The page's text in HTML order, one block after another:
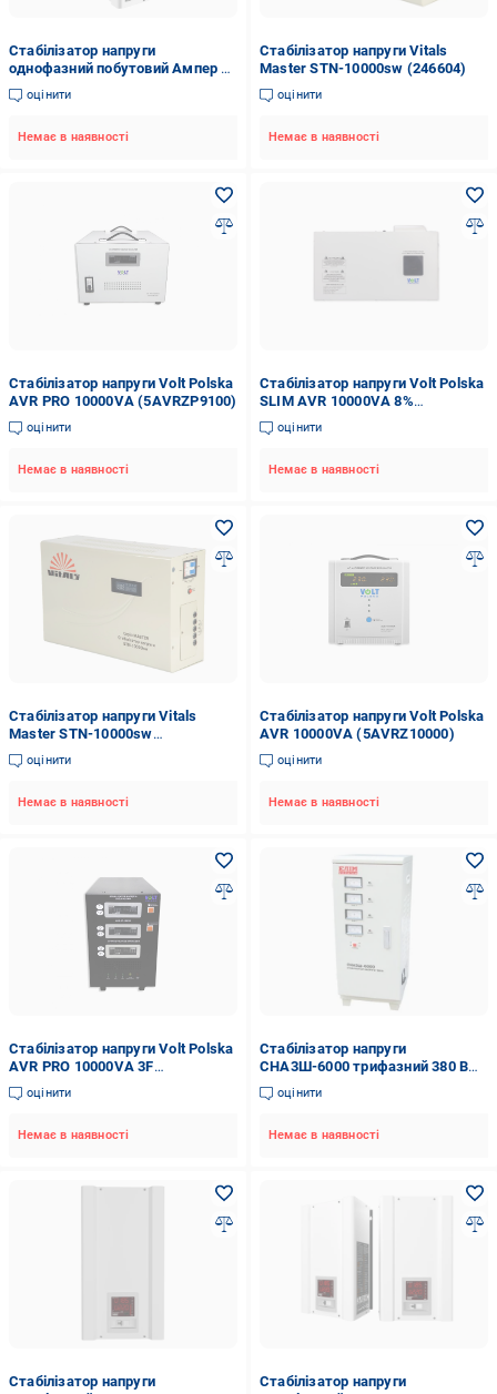
Стабілізатор напруги
однофазний побутовий Ампер У
9-1/25 v2.1
оцінити
Немає в наявності
Стабілізатор напруги Vitals
Master STN-10000sw (246604)
оцінити
Немає в наявності
Стабілізатор напруги Volt Polska
AVR PRO 10000VA (5AVRZP9100)
оцінити
Немає в наявності
Стабілізатор напруги Volt Polska
SLIM AVR 10000VA 8%
(5AVRZSK100)
оцінити
Немає в наявності
Стабілізатор напруги Vitals
Master STN-10000sw
(000246604)
оцінити
Немає в наявності
Стабілізатор напруги Volt Polska
AVR 10000VA (5AVRZ10000)
оцінити
Немає в наявності
Стабілізатор напруги Volt Polska
AVR PRO 10000VA 3F
(5AVX3F0100)
оцінити
Немає в наявності
Стабілізатор напруги
СНА3Ш-6000 трифазний 380 В
стаціонарний
оцінити
Немає в наявності
Стабілізатор напруги
Стабілізатор напруги